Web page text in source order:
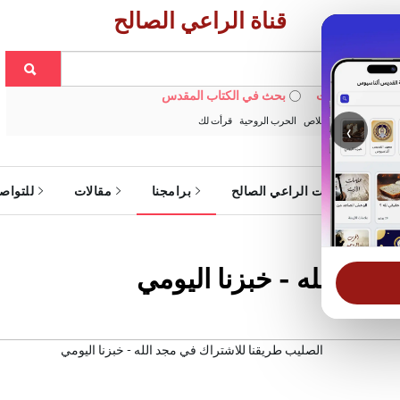
‹
قناة الراعي الصالح
في الويبسايت بحث في الكتاب المقدس
خبزنا اليومي الخلاص الحرب الروحية قرأت لك
خدمات الراعي الصالح برامجنا مقالات
الله - خبزنا اليومي